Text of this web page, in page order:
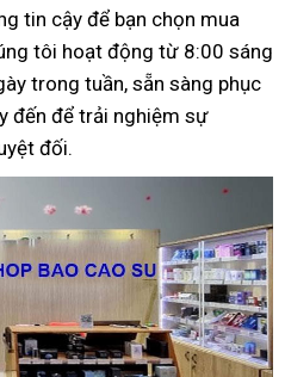
tin cậy để bạn chọn mua
tôi hoạt động từ 8:00 sáng
trong tuần, sẵn sàng phục
đến để trải nghiệm sự
đối.